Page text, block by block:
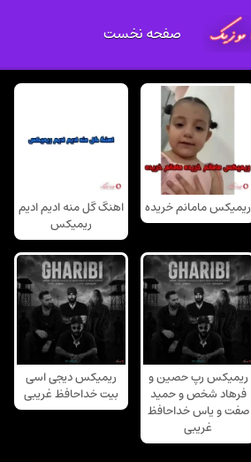
صفحه نخست
ریمیکس مامانم خریده
اهنگ گل منه ادیم ادیم
ریمیکس
ریمیکس رپ حصین و
فرهاد شخص و حمید
صفت و یاس خداحافظ
غریبی
ریمیکس دیجی اسی
بیت خداحافظ غریبی